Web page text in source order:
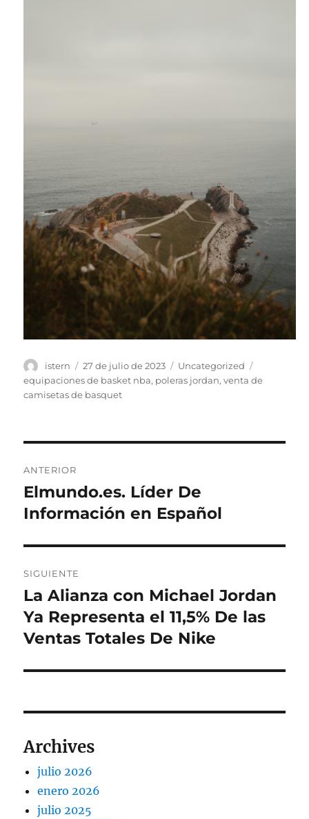
Autor
istern
Publicado
el
27 de julio de 2023 Categorías
Uncategorized
equipaciones de basket nba, poleras jordan,venta de
camisetas de basquet
de
entradas
ANTERIOR
Entrada
anterior:
Elmundo.es. Líder De
Información en Español
SIGUIENTE
Entrada
siguiente:
La Alianza con Michael Jordan
Ya Representa el 11,5% De las
Ventas Totales De Nike
Archives
julio 2026
enero 2026
julio 2025